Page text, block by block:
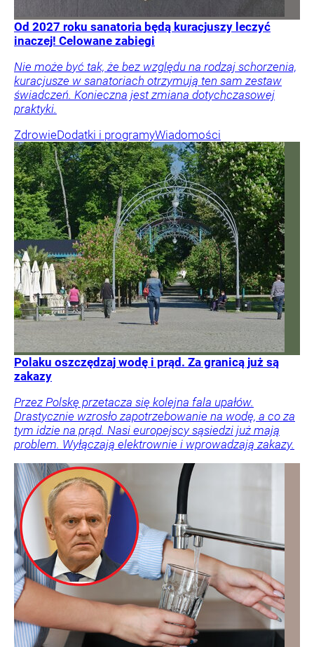
Od 2027 roku sanatoria będą kuracjuszy leczyć
inaczej! Celowane zabiegi
Nie może być tak, że bez względu na rodzaj schorzenia,
kuracjusze w sanatoriach otrzymują ten sam zestaw
świadczeń. Konieczna jest zmiana dotychczasowej
praktyki.
ZdrowieDodatki i programyWiadomości
Polaku oszczędzaj wodę i prąd. Za granicą już są
zakazy
Przez Polskę przetacza się kolejna fala upałów.
Drastycznie wzrosło zapotrzebowanie na wodę, a co za
tym idzie na prąd. Nasi europejscy sąsiedzi już mają
problem. Wyłączają elektrownie i wprowadzają zakazy.